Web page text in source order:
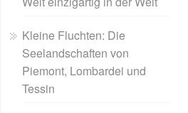
Kleine Fluchten: Die
Seelandschaften von
Piemont, Lombardei und
Tessin